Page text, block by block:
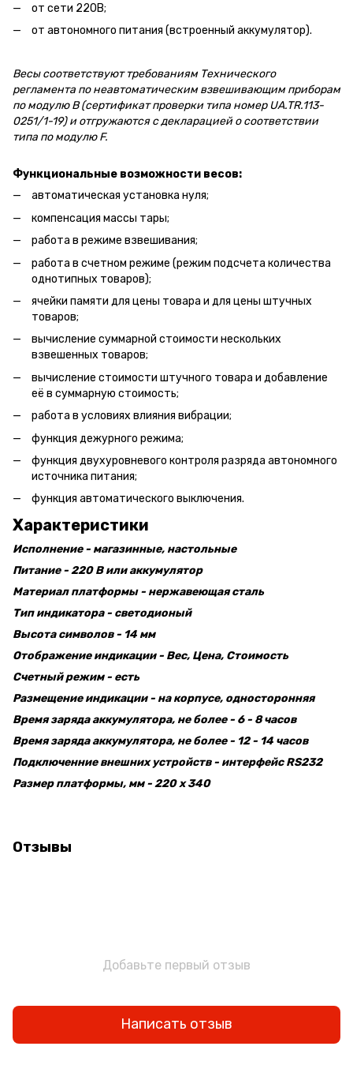
от сети 220В;
от автономного питания (встроенный аккумулятор).
Весы соответствуют требованиям Технического
регламента по неавтоматическим взвешивающим приборам
по модулю В (сертификат проверки типа номер UA.TR.113-
0251/1-19) и отгружаются с декларацией о соответствии
типа по модулю F.
Функциональные возможности весов:
автоматическая установка нуля;
компенсация массы тары;
работа в режиме взвешивания;
работа в счетном режиме (режим подсчета количества
однотипных товаров);
ячейки памяти для цены товара и для цены штучных
товаров;
вычисление суммарной стоимости нескольких
взвешенных товаров;
вычисление стоимости штучного товара и добавление
её в суммарную стоимость;
работа в условиях влияния вибрации;
функция дежурного режима;
функция двухуровневого контроля разряда автономного
источника питания;
функция автоматического выключения.
Характеристики
Исполнение - магазинные, настольные
Питание - 220 В или аккумулятор
Материал платформы - нержавеющая сталь
Тип индикатора - светодионый
Высота символов - 14 мм
Отображение индикации - Вес, Цена, Стоимость
Счетный режим - есть
Размещение индикации - на корпусе, односторонняя
Время заряда аккумулятора, не более - 6 - 8 часов
Время заряда аккумулятора, не более - 12 - 14 часов
Подключенние внешних устройств - интерфейс RS232
Размер платформы, мм - 220 х 340
Отзывы
Добавьте первый отзыв
Написать отзыв